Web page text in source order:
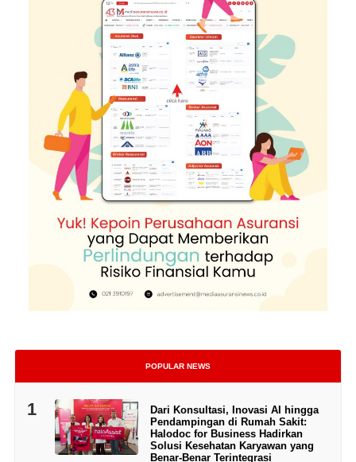
POPULAR NEWS
1
Dari Konsultasi, Inovasi AI hingga
Pendampingan di Rumah Sakit:
Halodoc for Business Hadirkan
Solusi Kesehatan Karyawan yang
Benar-Benar Terintegrasi